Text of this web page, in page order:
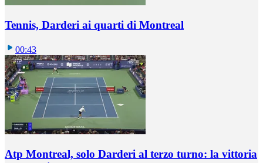
Tennis, Darderi ai quarti di Montreal
00:43
Atp Montreal, solo Darderi al terzo turno: la vittoria